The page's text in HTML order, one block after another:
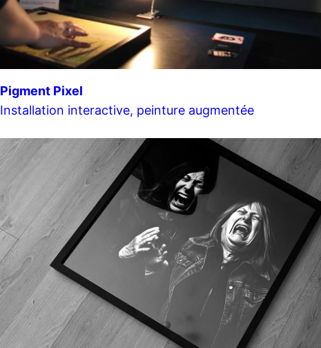
Pigment Pixel
Installation interactive, peinture augmentée